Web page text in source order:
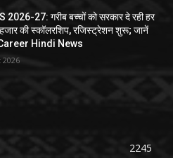
2026-27: गरीब बच्चों को सरकार दे रही हर
की स्कॉलरशिप, रजिस्ट्रेशन शुरू; जानें
Career Hindi News
2026
2245